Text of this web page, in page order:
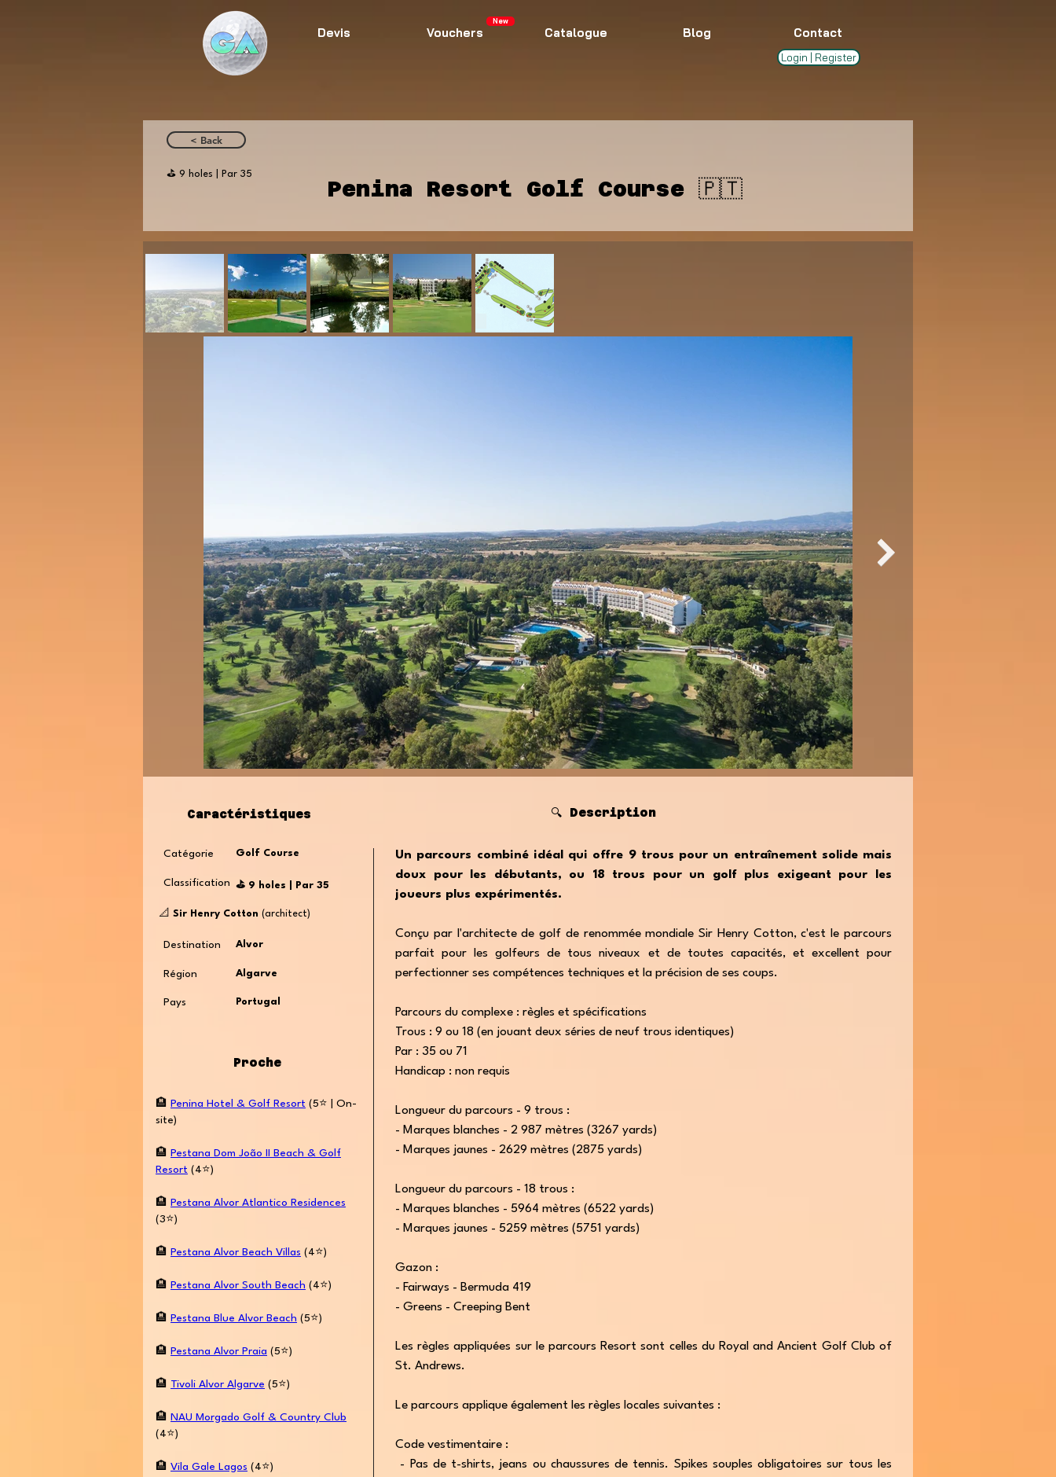
Devis Vouchers Catalogue Blog Contact
New
Login | Register
< Back
⛳️ 9 holes | Par 35
Penina Resort Golf Course 🇵🇹
Caractéristiques
Catégorie Golf Course
Classification ⛳️ 9 holes | Par 35
📐 Sir Henry Cotton (architect)
Destination Alvor
Région Algarve
Pays Portugal
Proche
🏨 Penina Hotel & Golf Resort (5⭐️ | On-
site)
🏨
Pestana Dom João II Beach & Golf
Resort (4⭐️)
🏨
Pestana Alvor Atlantico Residences
(3⭐️)
🏨 Pestana Alvor Beach Villas (4⭐️)
🏨 Pestana Alvor South Beach (4⭐️)
🏨 Pestana Blue Alvor Beach (5⭐️)
🏨 Pestana Alvor Praia (5⭐️)
🏨 Tivoli Alvor Algarve (5⭐️)
🏨
NAU Morgado Golf & Country Club
(4⭐️)
🏨 Vila Gale Lagos (4⭐️)
🔍 Description
Un parcours combiné idéal qui offre 9 trous pour un entraînement solide mais
doux pour les débutants, ou 18 trous pour un golf plus exigeant pour les
joueurs plus expérimentés.
Conçu par l'architecte de golf de renommée mondiale Sir Henry Cotton, c'est le parcours
parfait pour les golfeurs de tous niveaux et de toutes capacités, et excellent pour
perfectionner ses compétences techniques et la précision de ses coups.
Parcours du complexe : règles et spécifications
Trous : 9 ou 18 (en jouant deux séries de neuf trous identiques)
Par : 35 ou 71
Handicap : non requis
Longueur du parcours - 9 trous :
- Marques blanches - 2 987 mètres (3267 yards)
- Marques jaunes - 2629 mètres (2875 yards)
Longueur du parcours - 18 trous :
- Marques blanches - 5964 mètres (6522 yards)
- Marques jaunes - 5259 mètres (5751 yards)
Gazon :
- Fairways - Bermuda 419
- Greens - Creeping Bent
Les règles appliquées sur le parcours Resort sont celles du Royal and Ancient Golf Club of
St. Andrews.
Le parcours applique également les règles locales suivantes :
Code vestimentaire :
- Pas de t-shirts, jeans ou chaussures de tennis. Spikes souples obligatoires sur tous les